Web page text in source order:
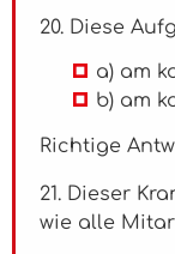
20. Diese
a) am
b) am
Richtige
21. Dieser
wie alle